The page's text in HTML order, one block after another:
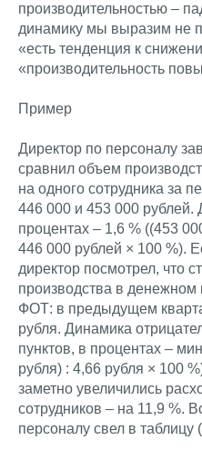
производительностью –
динамику мы выразим не
«есть тенденция к
«производительность
Пример
Директор по персоналу
сравнил объем
на одного сотрудника за
446 000 и 453 000 рублей.
процентах – 1,6 % ((453
446 000 рублей × 100 %).
директор посмотрел, что
производства в
ФОТ: в предыдущем
рубля. Динамика
пунктов, в процентах –
рубля) : 4,66 рубля × 100
заметно увеличились
сотрудников – на 11,9 %.
персоналу свел в таблицу